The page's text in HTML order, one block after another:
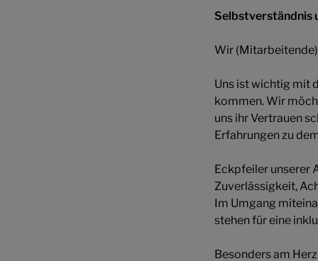
Selbstverständnis
Wir (Mitarbeitende)
Uns ist wichtig mit
kommen. Wir
uns ihr Vertrauen
Erfahrungen zu
Eckpfeiler unserer
Zuverlässigkeit,
Im Umgang
stehen für eine
Besonders am